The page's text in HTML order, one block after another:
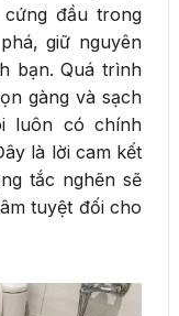
đầu trong
giữ nguyên
bạn. Quá trình
gàng và sạch
luôn có chính
là lời cam kết
tắc nghẽn sẽ
tuyệt đối cho